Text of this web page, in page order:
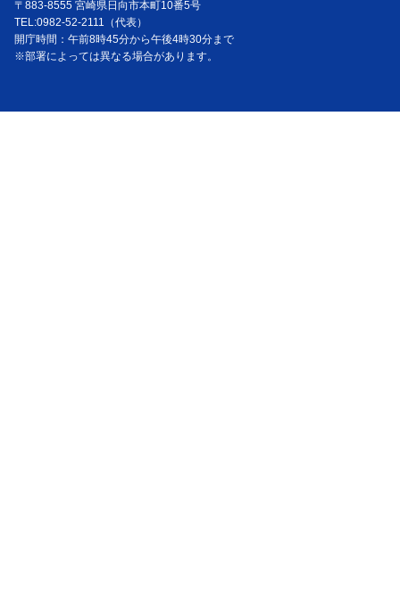
〒883-8555 宮崎県日向市本町10番5号
TEL:0982-52-2111（代表）
開庁時間：午前8時45分から午後4時30分まで
※部署によっては異なる場合があります。